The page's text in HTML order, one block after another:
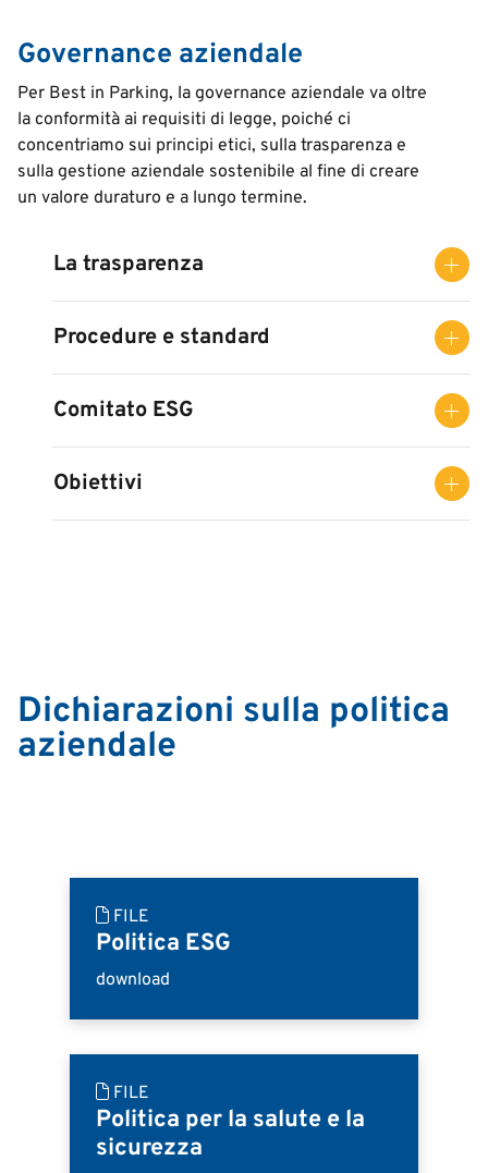
Governance aziendale
Per Best in Parking, la governance aziendale va oltre
la conformità ai requisiti di legge, poiché ci
concentriamo sui principi etici, sulla trasparenza e
sulla gestione aziendale sostenibile al fine di creare
un valore duraturo e a lungo termine.
La trasparenza
Procedure e standard
Comitato ESG
Obiettivi
Dichiarazioni sulla politica
aziendale
FILE
Politica ESG
download
FILE
Politica per la salute e la
sicurezza